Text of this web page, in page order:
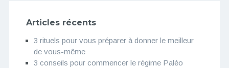
Articles récents
3 rituels pour vous préparer à donner le meilleur
de vous-même
3 conseils pour commencer le régime Paléo